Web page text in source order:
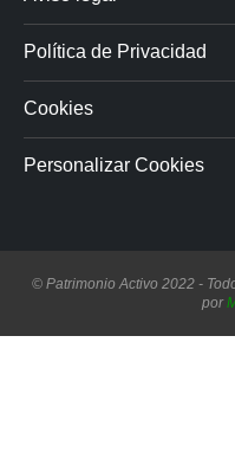
Política de Privacidad
Cookies
Personalizar Cookies
© Patrimonio Activo 2022 -
por